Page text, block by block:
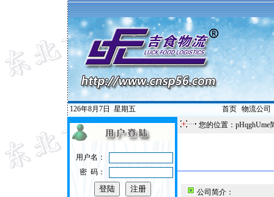
126年8月7日 星期五 首页| 物流公司
用户名：
密 码：
您的位置：pHqghUme
公司简介：